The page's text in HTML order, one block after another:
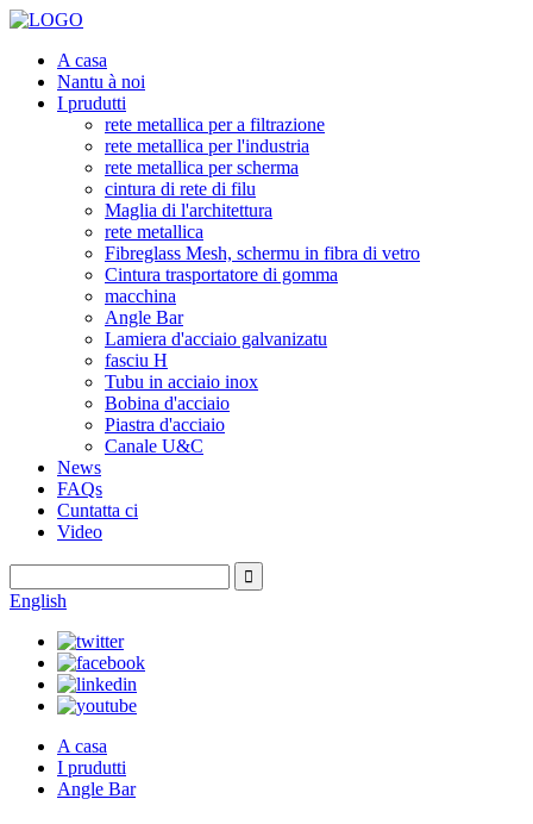
A casa
Nantu à noi
I prudutti
rete metallica per a filtrazione
rete metallica per l'industria
rete metallica per scherma
cintura di rete di filu
Maglia di l'architettura
rete metallica
Fibreglass Mesh, schermu in fibra di vetro
Cintura trasportatore di gomma
macchina
Angle Bar
Lamiera d'acciaio galvanizatu
fasciu H
Tubu in acciaio inox
Bobina d'acciaio
Piastra d'acciaio
Canale U&C
News
FAQs
Cuntatta ci
Video
English
A casa
I prudutti
Angle Bar